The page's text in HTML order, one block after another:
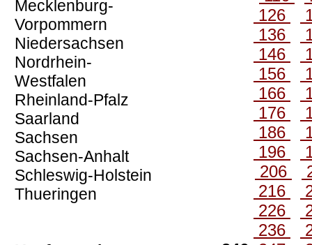
Mecklenburg-
Vorpommern
Niedersachsen
Nordrhein-
Westfalen
Rheinland-Pfalz
Saarland
Sachsen
Sachsen-Anhalt
Schleswig-Holstein
Thueringen
126
136
146
156
166
176
186
196
206
216
226
236